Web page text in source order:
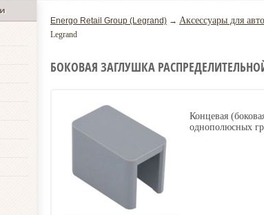
Energo Retail Group (Legrand) → Аксессуары для
Legrand
БОКОВАЯ ЗАГЛУШКА РАСПРЕДЕЛИТЕЛЬНОЙ
Концевая
однополюсных